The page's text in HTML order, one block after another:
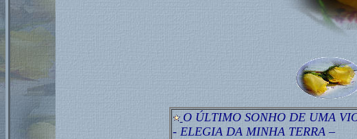
O ÚLTIMO SONHO DE UMA
-ELEGIA DA MINHA TERRA –